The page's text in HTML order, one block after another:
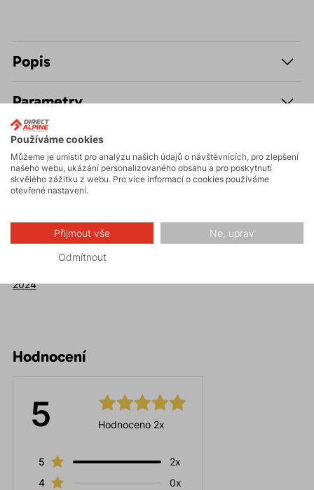
Popis
Parametry
Údržba
Recenze
Přečtete si recenze našich zákazníků:
2024
Hodnocení
5 Hodnoceno 2x
5
2x
4
0x
Používáme cookies
Můžeme je umístit pro analýzu našich údajů o návštěvnících, pro zlepšení
našeho webu, ukázání personalizovaného obsahu a pro poskytnutí
skvělého zážitku z webu. Pro více informací o cookies používáme
otevřené nastavení.
Přijmout vše Ne, uprav
Odmítnout